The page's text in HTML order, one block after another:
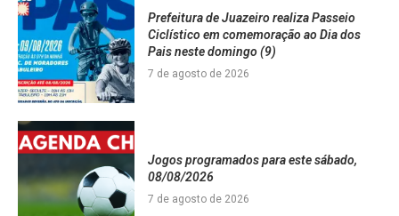
Prefeitura de Juazeiro realiza Passeio
Ciclístico em comemoração ao Dia dos
Pais neste domingo (9)
7 de agosto de 2026
Jogos programados para este sábado,
08/08/2026
7 de agosto de 2026